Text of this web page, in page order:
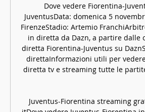
Dove vedere Fiorentina-
JuventusData: domenica 5
FirenzeStadio: Artemio
in diretta da Dazn, a partire dalle
diretta Fiorentina-Juventus su
direttaInformazioni utili per
diretta tv e streaming tutte le
Juventus-Fiorentina streaming